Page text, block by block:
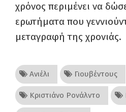
χρόνος περιμένει να
ερωτήματα που
μεταγραφή της χρονιάς.
Ανιέλι Γιουβέντους
Κριστιάνο Ρονάλντο